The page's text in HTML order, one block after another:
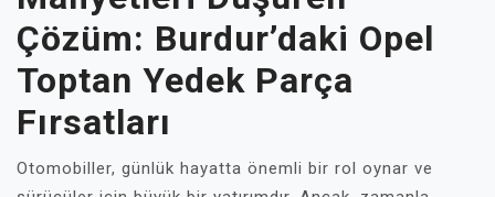
Çözüm: Burdur’daki Opel
Toptan Yedek Parça
Fırsatları
Otomobiller, günlük hayatta önemli bir rol oynar ve